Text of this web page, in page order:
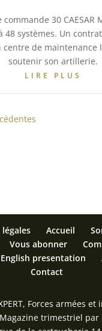
commande 30 CAESAR
48 systèmes. Un
centre de maintenance
soutenir son artillerie.
LIRE PLUS
Accueil
Vous abonner
English presentation
Contact
Forces armées
trimestriel par